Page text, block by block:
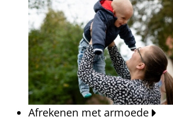
Afrekenen met armoede